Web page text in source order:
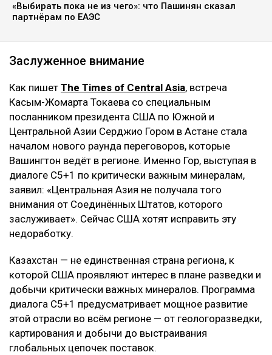
«Выбирать пока не из чего»: что Пашинян сказал
партнёрам по ЕАЭС
Заслуженное внимание
Как пишет The Times of Central Asia, встреча
Касым-Жомарта Токаева со специальным
посланником президента США по Южной и
Центральной Азии Серджио Гором в Астане стала
началом нового раунда переговоров, которые
Вашингтон ведёт в регионе. Именно Гор, выступая в
диалоге C5+1 по критически важным минералам,
заявил: «Центральная Азия не получала того
внимания от Соединённых Штатов, которого
заслуживает». Сейчас США хотят исправить эту
недоработку.
Казахстан — не единственная страна региона, к
которой США проявляют интерес в плане разведки и
добычи критически важных минералов. Программа
диалога C5+1 предусматривает мощное развитие
этой отрасли во всём регионе — от геологоразведки,
картирования и добычи до выстраивания
глобальных цепочек поставок.